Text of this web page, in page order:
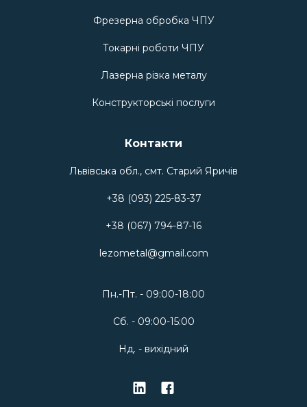
Фрезерна обробка ЧПУ
Токарні роботи ЧПУ
Лазерна різка металу
Конструкторські послуги
Контакти
Львівська обл., смт. Старий Яричів
+38 (093) 225-83-37
+38 (067) 794-87-16
lezometal@gmail.com
Пн.-Пт. - 09:00-18:00
Сб. - 09:00-15:00
Нд. - вихідний